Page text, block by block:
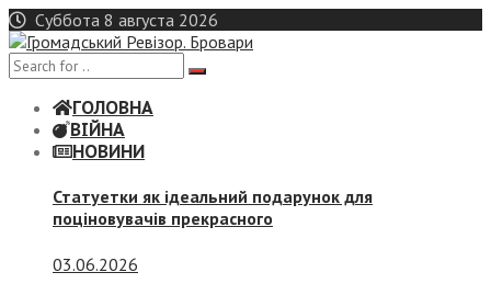
Skip
to
content
Суббота 8 августа 2026
ГОЛОВНА
ВІЙНА
НОВИНИ
Статуетки як ідеальний подарунок для
поціновувачів прекрасного
03.06.2026